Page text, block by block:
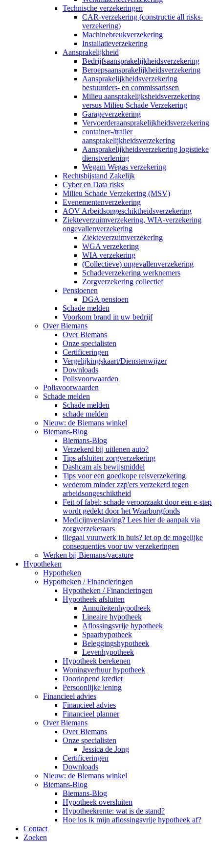
Technische verzekeringen
CAR-verzekering (constructie all risks-
verzekering)
Machinebreukverzekering
Installatieverzekering
Aansprakelijkheid
Bedrijfsaansprakelijkheidsverzekering
Beroepsaansprakelijkheidsverzekering
Aansprakelijkheidsverzekering
bestuurders- en commissarissen
Milieu aansprakelijksheidsverzekering
versus Milieu Schade Verzekering
Garageverzekering
Vervoerderaansprakelijkheidsverzekering
container-/trailer
aansprakelijkheidsverzekering
Aansprakelijkheidsverzekering logistieke
dienstverlening
Wegam Wegas verzekering
Rechtsbijstand Zakelijk
Cyber en Data risks
Milieu Schade Verzekering (MSV)
Evenementenverzekering
AOV Arbeidsongeschiktheidsverzekering
Ziekteverzuimverzekering, WIA-verzekering
ongevallenverzekering
Ziekteverzuimverzekering
WGA verzekering
WIA verzekering
(Collectieve) ongevallenverzekering
Schadeverzekering werknemers
Zorgverzekering collectief
Pensioenen
DGA pensioen
Schade melden
Voorkom brand in uw bedrijf
Over Biemans
Over Biemans
Onze specialisten
Certificeringen
Vergelijkingskaart/Dienstenwijzer
Downloads
Polisvoorwaarden
Polisvoorwaarden
Schade melden
Schade melden
schade melden
Nieuw: de Biemans winkel
Biemans-Blog
Biemans-Blog
Verzekerd bij uitlenen auto?
Tips afsluiten zorgverzekering
Dashcam als bewijsmiddel
Tips voor een goedkope reisverzekering
wederom minder zzp'ers verzekerd tegen
arbeidsongeschiktheid
Feit of fabel: schade veroorzaakt door een e-step
wordt gedekt door het Waarborgfonds
Medicijnverslaving? Lees hier de aanpak via
zorgverzekeraars
illegaal vuurwerk in huis? let op de mogelijke
consequenties voor uw verzekeringen
Werken bij Biemans/vacature
Hypotheken
Hypotheken
Hypotheken / Financieringen
Hypotheken / Financieringen
Hypotheek afsluiten
Annuïteitenhypotheek
Lineaire hypotheek
Aflossingsvrije hypotheek
Spaarhypotheek
Beleggingshypotheek
Levenhypotheek
Hypotheek berekenen
Woningverhuur hypotheek
Doorlopend krediet
Persoonlijke lening
Financieel advies
Financieel advies
Financieel planner
Over Biemans
Over Biemans
Onze specialisten
Jessica de Jong
Certificeringen
Downloads
Nieuw: de Biemans winkel
Biemans-Blog
Biemans-Blog
Hypotheek oversluiten
Hypotheekrente: wat is de stand?
Hoe los ik mijn aflossingsvrije hypotheek af?
Contact
Zoeken